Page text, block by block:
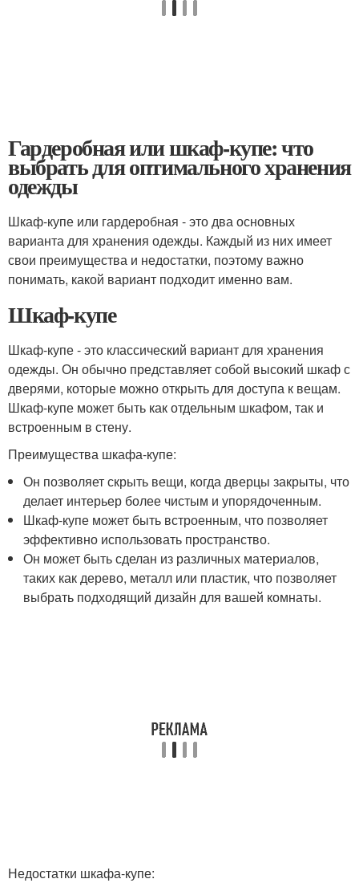
Гардеробная или шкаф-купе: что
выбрать для оптимального хранения
одежды
Шкаф-купе или гардеробная - это два основных
варианта для хранения одежды. Каждый из них имеет
свои преимущества и недостатки, поэтому важно
понимать, какой вариант подходит именно вам.
Шкаф-купе
Шкаф-купе - это классический вариант для хранения
одежды. Он обычно представляет собой высокий шкаф с
дверями, которые можно открыть для доступа к вещам.
Шкаф-купе может быть как отдельным шкафом, так и
встроенным в стену.
Преимущества шкафа-купе:
Он позволяет скрыть вещи, когда дверцы закрыты, что
делает интерьер более чистым и упорядоченным.
Шкаф-купе может быть встроенным, что позволяет
эффективно использовать пространство.
Он может быть сделан из различных материалов,
таких как дерево, металл или пластик, что позволяет
выбрать подходящий дизайн для вашей комнаты.
Недостатки шкафа-купе: